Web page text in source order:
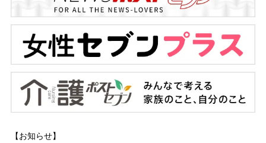
【お知らせ】